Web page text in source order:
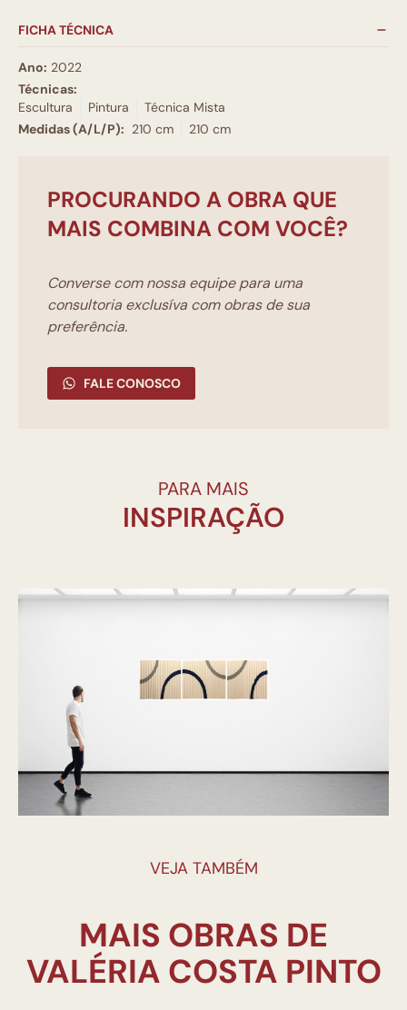
FICHA TÉCNICA
Ano: 2022
Técnicas:
Escultura
Pintura
Técnica Mista
Medidas (A/L/P): 210 cm 210 cm
PROCURANDO A OBRA QUE
MAIS COMBINA COM VOCÊ?
Converse com nossa equipe para uma
consultoria exclusíva com obras de sua
preferência.
FALE CONOSCO
PARA MAIS
INSPIRAÇÃO
VEJA TAMBÉM
MAIS OBRAS DE